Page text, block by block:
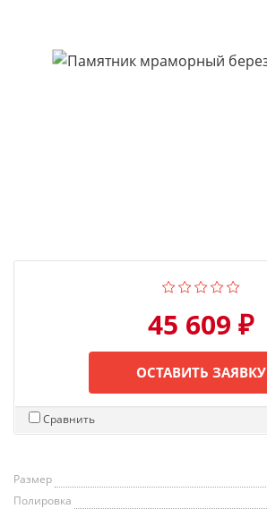
45 609 ₽
ОСТАВИТЬ ЗАЯВКУ
Сравнить
Размер
Полировка